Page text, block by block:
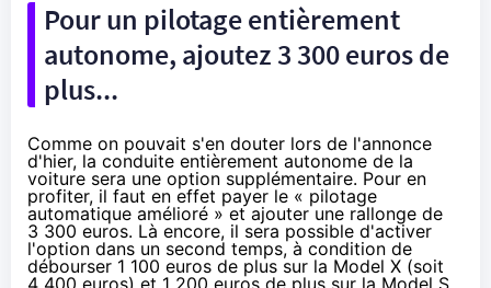
Pour un pilotage entièrement
autonome, ajoutez 3 300 euros de
plus...
Comme on pouvait s'en douter lors de l'annonce
d'hier, la conduite entièrement autonome de la
voiture sera une option supplémentaire. Pour en
profiter, il faut en effet payer le « pilotage
automatique amélioré » et ajouter une rallonge de
3 300 euros. Là encore, il sera possible d'activer
l'option dans un second temps, à condition de
débourser 1 100 euros de plus sur la Model X (soit